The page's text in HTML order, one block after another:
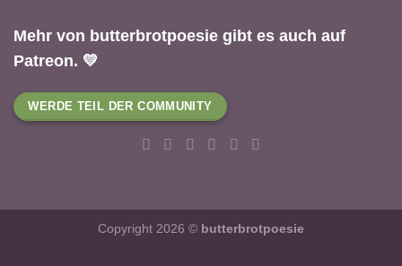
Mehr von butterbrotpoesie gibt es auch auf
Patreon. 💛
WERDE TEIL DER COMMUNITY
Copyright 2026 © butterbrotpoesie